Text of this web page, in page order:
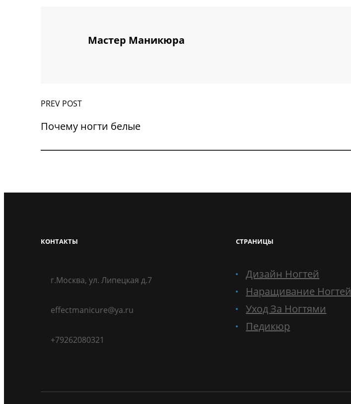
Мастер Маникюра
PREV POST
Почему ногти белые
КОНТАКТЫ
г.Москва, ул. Липецкая д.7
effectmanicure@ya.ru
+79262080321
СТРАНИЦЫ
Дизайн Ногтей
Наращивание Ногтей
Уход За Ногтями
Педикюр